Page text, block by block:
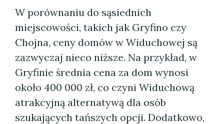
W porównaniu do sąsiednich
miejscowości, takich jak Gryfino czy
Chojna, ceny domów w Widuchowej są
zazwyczaj nieco niższe. Na przykład, w
Gryfinie średnia cena za dom wynosi
około 400 000 zł, co czyni Widuchową
atrakcyjną alternatywą dla osób
szukających tańszych opcji. Dodatkowo,